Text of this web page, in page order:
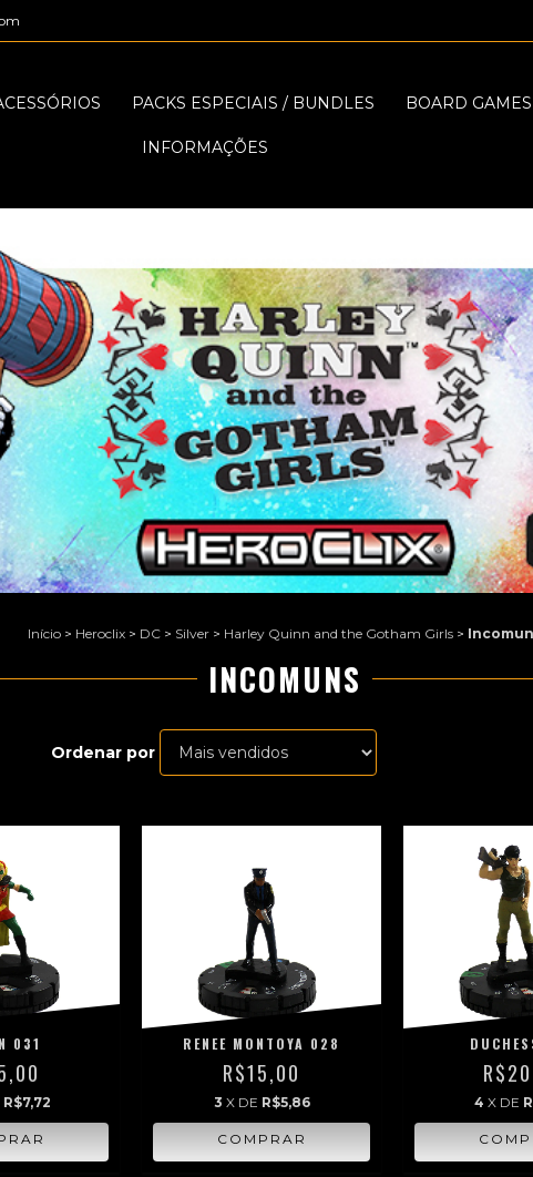
PACKS ESPECIAIS / BUNDLES BOARD GAMES
INFORMAÇÕES
Início > Heroclix > DC > Silver > Harley Quinn and the Gotham Girls >
INCOMUNS
Ordenar por
031
R$7,72
RENEE MONTOYA 028
R$15,00
3 X DE R$5,86 4 X DE